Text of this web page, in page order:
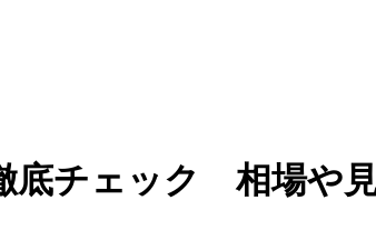
底チェック 相場や